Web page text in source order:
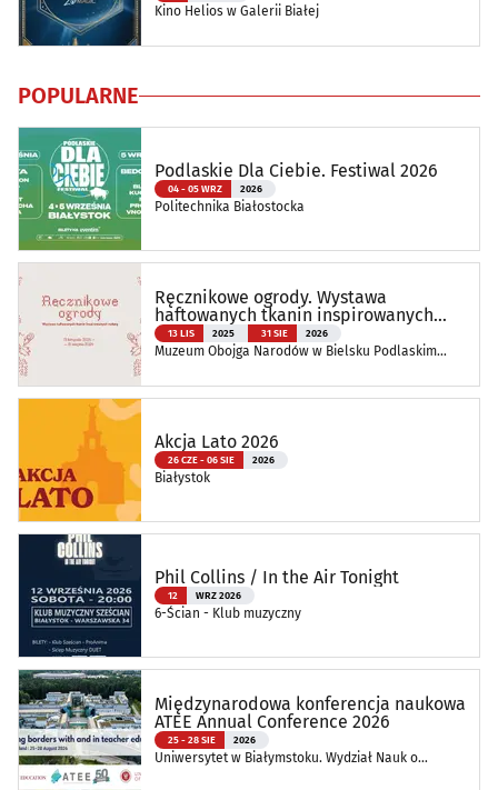
Kino Helios w Galerii Białej
POPULARNE
Podlaskie Dla Ciebie. Festiwal 2026
04 - 05 WRZ 2026
Politechnika Białostocka
Ręcznikowe ogrody. Wystawa
haftowanych tkanin inspirowanych
naturą
13 LIS 2025 31 SIE 2026
Muzeum Obojga Narodów w Bielsku Podlaskim
Akcja Lato 2026
26 CZE - 06 SIE 2026
Białystok
Phil Collins / In the Air Tonight
12 WRZ 2026
6-Ścian - Klub muzyczny
Międzynarodowa konferencja naukowa
ATEE Annual Conference 2026
25 - 28 SIE 2026
Uniwersytet w Białymstoku. Wydział Nauk o